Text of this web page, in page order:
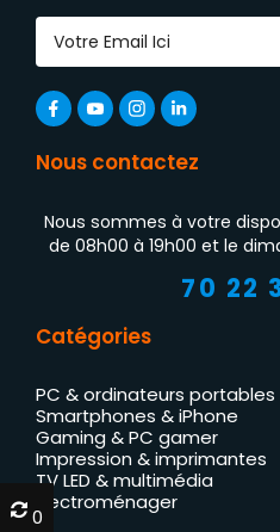
Nous contactez
Nous sommes à votre
de 08h00 à 19h00 et le
70 22
Catégories
PC & ordinateurs portables
Smartphones & iPhone
Gaming & PC gamer
Impression & imprimantes
TV LED & multimédia
Électroménager
0
0